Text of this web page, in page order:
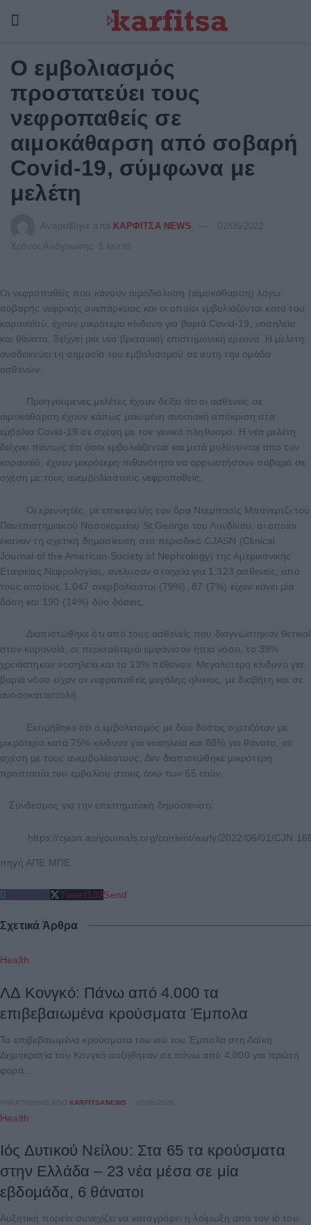
Ο εμβολιασμός
προστατεύει τους
νεφροπαθείς σε
αιμοκάθαρση από σοβαρή
Covid-19, σύμφωνα με
μελέτη
Αναρτήθηκε από ΚΑΡΦΙΤΣΑ NEWS
02/06/2022
Χρόνος Ανάγνωσης: 1 λεπτό
Οι νεφροπαθείς που κάνουν αιμοδιάλυση (αιμοκάθαρση) λόγω
σοβαρής νεφρικής ανεπάρκειας και οι οποίοι εμβολιάζονται κατά του
κορονοϊού, έχουν μικρότερο κίνδυνο για βαριά Covid-19, νοσηλεία
και θάνατο, δείχνει μια νέα βρετανική επιστημονική έρευνα. Η μελέτη
αναδεικνύει τη σημασία του εμβολιασμού σε αυτή την ομάδα
ασθενών.
Προηγούμενες μελέτες έχουν δείξει ότι οι ασθενείς σε
αιμοκάθαρση έχουν κάπως μειωμένη ανοσιακή απόκριση στα
εμβόλια Covid-19 σε σχέση με τον γενικό πληθυσμό. Η νέα μελέτη
δείχνει πάντως ότι όσοι εμβολιάζονται και μετά μολύνονται από τον
κορονοϊό, έχουν μικρότερη πιθανότητα να αρρωστήσουν σοβαρά σε
σχέση με τους ανεμβολίαστους νεφροπαθείς.
Οι ερευνητές, με επικεφαλής τον δρα Ντεμπασίς Μπάνερτζι του
Πανεπιστημιακού Νοσοκομείου St.George του Λονδίνου, οι οποίοι
έκαναν τη σχετική δημοσίευση στο περιοδικό CJASN (Clinical
Journal of the American Society of Nephrology) της Αμερικανικής
Εταιρείας Νεφρολογίας, ανέλυσαν στοιχεία για 1.323 ασθενείς, από
τους οποίους 1.047 ανεμβολίαστοι (79%), 87 (7%) είχαν κάνει μία
δόση και 190 (14%) δύο δόσεις.
Διαπιστώθηκε ότι από τους ασθενείς που διαγνώστηκαν θετικοί
στον κορονοϊό, οι περισσότεροι εμφάνισαν ήπια νόσο, το 39%
χρειάστηκαν νοσηλεία και το 13% πέθαναν. Μεγαλύτερο κίνδυνο για
βαριά νόσο είχαν οι νεφροπαθείς μεγάλης ηλικίας, με διαβήτη και σε
ανοσοκαταστολή.
Εκτιμήθηκε ότι ο εμβολιασμός με δύο δόσεις σχετιζόταν με
μικρότερο κατά 75% κίνδυνο για νοσηλεία και 88% για θάνατο, σε
σχέση με τους ανεμβολίαστους. Δεν διαπιστώθηκε μικρότερη
προστασία του εμβολίου στους άνω των 65 ετών.
Σύνδεσμος για την επιστημονική δημοσίευση:
https://cjasn.asnjournals.org/content/early/2022/06/01/
πηγή ΑΠΕ ΜΠΕ
Share212 Tweet133Send
Σχετικά Άρθρα
Health
ΛΔ Κονγκό: Πάνω από 4.000 τα
επιβεβαιωμένα κρούσματα Έμπολα
Τα επιβεβαιωμένα κρούσματα του ιού του Έμπολα στη Λαϊκή
Δημοκρατία του Κονγκό αυξήθηκαν σε πάνω από 4.000 για πρώτη
φορά...
ΑΝΑΡΤΉΘΗΚΕ ΑΠΌ KARFITSANEWS
Health
Ιός Δυτικού Νείλου: Στα 65 τα κρούσματα
στην Ελλάδα – 23 νέα μέσα σε μία
εβδομάδα, 6 θάνατοι
Αυξητική πορεία συνεχίζει να καταγράφει η λοίμωξη από τον ιό του